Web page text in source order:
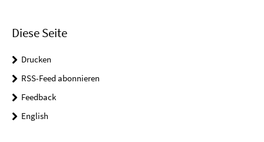
Diese Seite
Drucken
RSS-Feed abonnieren
Feedback
English